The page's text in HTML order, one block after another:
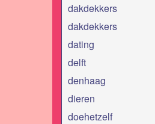
dakdekkers
dakdekkers
dating
delft
denhaag
dieren
doehetzelf